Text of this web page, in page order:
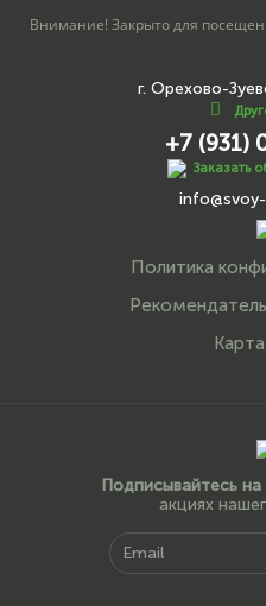
Внимание! Закрыто для
г. Орехово-
+7 (931)
Заказать
Политика
Подписывайтесь на
акциях